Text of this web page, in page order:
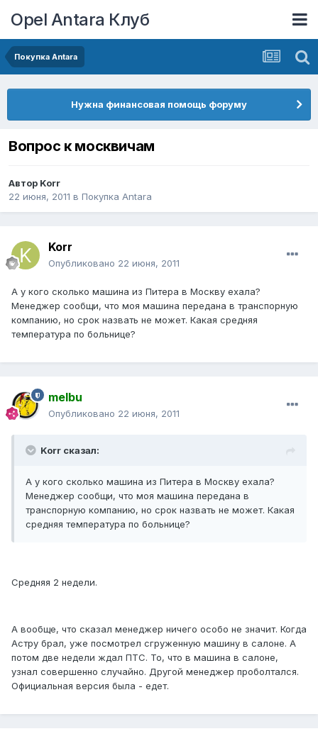
Opel Antara Клуб
Покупка Antara
Нужна финансовая помощь форуму
Вопрос к москвичам
Автор Korr
22 июня, 2011 в Покупка Antara
Korr
Опубликовано 22 июня, 2011
А у кого сколько машина из Питера в Москву ехала?
Менеджер сообщи, что моя машина передана в транспорную
компанию, но срок назвать не может. Какая средняя
температура по больнице?
melbu
Опубликовано 22 июня, 2011
Korr сказал:
А у кого сколько машина из Питера в Москву ехала?
Менеджер сообщи, что моя машина передана в
транспорную компанию, но срок назвать не может. Какая
средняя температура по больнице?
Средняя 2 недели.
А вообще, что сказал менеджер ничего особо не значит. Когда
Астру брал, уже посмотрел сгруженную машину в салоне. А
потом две недели ждал ПТС. То, что в машина в салоне,
узнал совершенно случайно. Другой менеджер проболтался.
Официальная версия была - едет.